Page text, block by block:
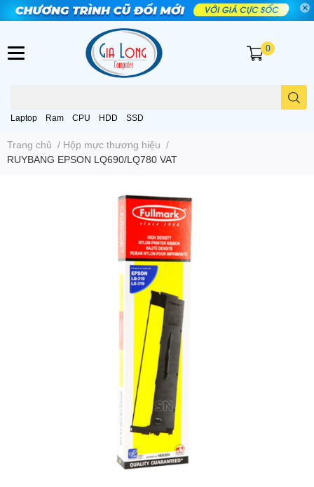
Laptop Ram CPU HDD SSD
0
Trang chủ / Hộp mực thương hiệu /
RUYBANG EPSON LQ690/LQ780 VAT